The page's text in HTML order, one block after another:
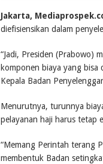
Jakarta,
diefisiensikan dalam
“Jadi, Presiden (Prabowo)
komponen biaya yang bisa
Kepala Badan
Menurutnya, turunnya
pelayanan haji harus tetap
“Memang Perintah terang
membentuk Badan